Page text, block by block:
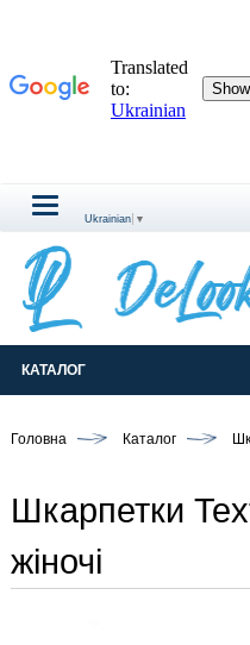
Ukrainian ▼
КАТАЛОГ
Головна Каталог
Шкарпетки
жіночі